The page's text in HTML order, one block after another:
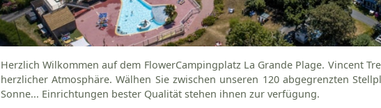
Herzlich Wilkommen auf dem FlowerCampingplatz La Grande Plage. Vincent
herzlicher Atmosphäre. Wälhen Sie zwischen unseren 120 abgegrenzten
Sonne... Einrichtungen bester Qualität stehen ihnen zur verfügung.